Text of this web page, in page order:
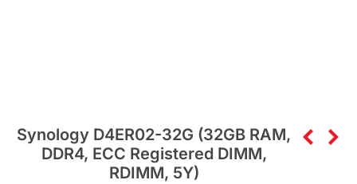
Synology D4ER02-32G (32GB RAM,
DDR4, ECC Registered DIMM,
RDIMM, 5Y)